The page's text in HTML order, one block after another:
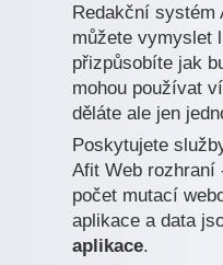
Redakční systém
můžete vymyslet
přizpůsobíte jak
mohou používat
děláte ale jen
Poskytujete
Afit Web rozhraní
počet mutací
aplikace a data
aplikace.